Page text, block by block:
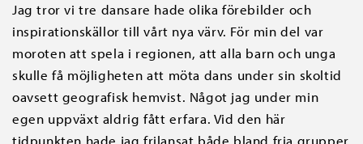
Jag tror vi tre dansare hade olika förebilder och
inspirationskällor till vårt nya värv. För min del var
moroten att spela i regionen, att alla barn och unga
skulle få möjligheten att möta dans under sin skoltid
oavsett geografisk hemvist. Något jag under min
egen uppväxt aldrig fått erfara. Vid den här
tidpunkten hade jag frilansat både bland fria grupper